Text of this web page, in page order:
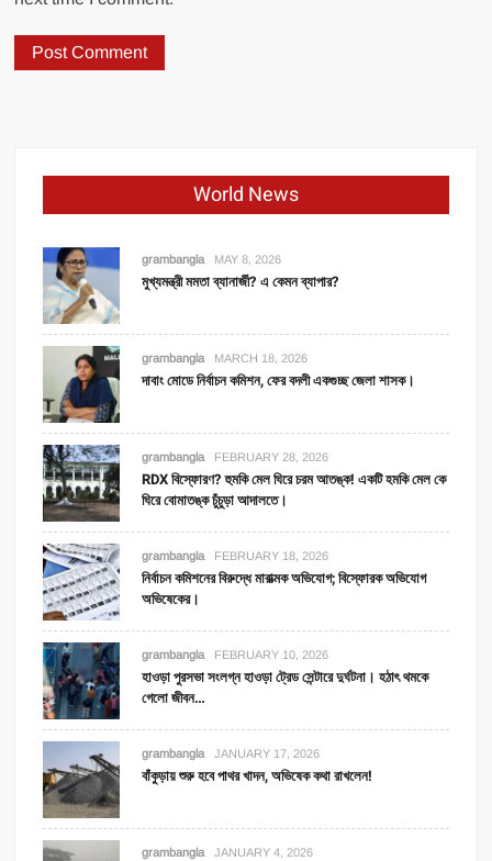
World News
grambangla MAY 8, 2026
মুখ্যমন্ত্রী মমতা ব্যানার্জী? এ কেমন ব্যাপার?
grambangla MARCH 18, 2026
দাবাং মোডে নির্বাচন কমিশন, ফের বদলী একগুচ্ছ জেলা শাসক।
grambangla FEBRUARY 28, 2026
RDX বিস্ফোরণ? হুমকি মেল ঘিরে চরম আতঙ্ক! একটি হমকি মেল কে
ঘিরে বোমাতঙ্ক চুঁচুড়া আদালতে।
grambangla FEBRUARY 18, 2026
নির্বাচন কমিশনের বিরুদ্ধে মারাত্মক অভিযোগ; বিস্ফোরক অভিযোগ
অভিষেকের।
grambangla FEBRUARY 10, 2026
হাওড়া পুরসভা সংলগ্ন হাওড়া ট্রেড সেন্টারে দুর্ঘটনা। হঠাৎ থমকে
গেলো জীবন…
grambangla JANUARY 17, 2026
বাঁকুড়ায় শুরু হবে পাথর খাদন, অভিষেক কথা রাখলেন!
grambangla JANUARY 4, 2026